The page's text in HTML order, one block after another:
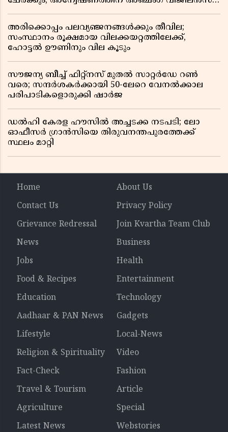
അരിക്കൊപ്പം പലവ്യഞ്ജനങ്ങൾക്കും തീവില;
സംസ്ഥാനം രൂക്ഷമായ വിലക്കയറ്റത്തിലേക്ക്,
ഹോട്ടൽ ഊണിനും വില കൂടും
സൗജന്യ ബീച്ച് ഫിറ്റ്നസ് മുതൽ സാറ്റർഡേ റൺ
വരെ; സന്ദർശകർക്കായി 50-ലേറെ വേനൽക്കാല
പരിപാടികളൊരുക്കി ഷാർജ
ഡൽഹി കേരള ഹൗസിൽ അച്ചടക്ക നടപടി; ലോ
ഓഫീസർ ഗ്രാൻസിയെ തിരുവനന്തപുരത്തേക്ക്
സ്ഥലം മാറ്റി
Home
About Us
Contact Us
Privacy Policy
Grievance Redressal
Join Kvartha Team Club
News
Business
Jobs
Health
Food & Recipes
Entertainment
Education
Technology
Aadhaar & PAN News
Gadgets
Lifestyle
Local-News
Religion & Spirituality
Video
Fact-Check
Fashion
Travel & Tourism
Article
Agriculture
Special
Latest News
Webstories